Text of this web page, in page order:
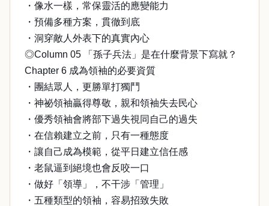
・像水一樣，常保靈活的應變能力
・預備多種方案，貫徹到底
・洞穿敵人外表下的真實內心
◎Column 05 「孫子兵法」是在什麼背景下寫就？
Chapter 6 成為領袖的必要資質
・團結眾人，更勝單打獨鬥
・神祕領袖贏得尊敬，親和領袖失去民心
・優秀領袖會將部下過失視同自己的過失
・在信賴建立之前，只有一種態度
・讓自己成為模範，從平日建立信任感
・老鼠逼到絕境也會反咬一口
・做好「領導」，不干涉「管理」
・五種類型的領袖，容易招致失敗